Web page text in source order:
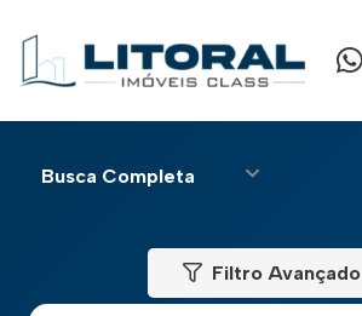
Busca Completa
Filtro Avançado